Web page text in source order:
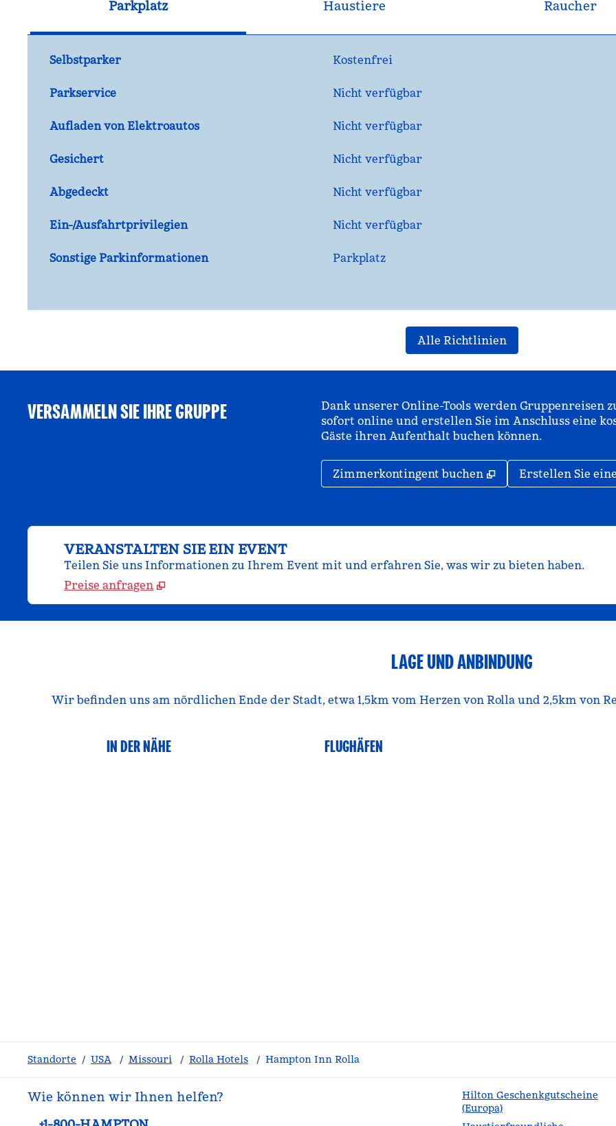
Parkplatz Haustiere Raucher
Selbstparker Kostenfrei
Parkservice Nicht verfügbar
Aufladen von Elektroautos Nicht verfügbar
Gesichert Nicht verfügbar
Abgedeckt Nicht verfügbar
Ein-/Ausfahrtprivilegien Nicht verfügbar
Sonstige Parkinformationen Parkplatz
Alle Richtlinien
VERSAMMELN SIE IHRE GRUPPE
Dank unserer Online-Tools werden Gruppenreisen
sofort online und erstellen Sie im Anschluss eine
Gäste ihren Aufenthalt buchen können.
Zimmerkontingent buchen , Öffnet eine neue
Erstellen Sie
VERANSTALTEN SIE EIN EVENT
Teilen Sie uns Informationen zu Ihrem Event mit und erfahren Sie, was wir zu bieten haben.
Preise anfragen
LAGE UND ANBINDUNG
Wir befinden uns am nördlichen Ende der Stadt, etwa 1,5km vom Herzen von Rolla und 2,5km von
IN DER NÄHE FLUGHÄFEN
Standorte / USA / Missouri / Rolla Hotels / Hampton Inn Rolla
Wie können wir Ihnen helfen?
Hilton Geschenkgutscheine
(Europa)